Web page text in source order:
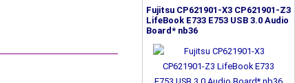
Fujitsu CP621901-X3 CP621901-Z3
LifeBook E733 E753 USB 3.0 Audio
Board* nb36